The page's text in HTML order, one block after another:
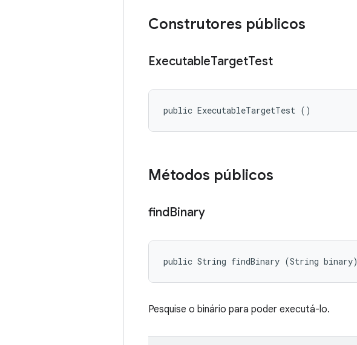
Construtores públicos
ExecutableTargetTest
public ExecutableTargetTest ()
Métodos públicos
findBinary
public String findBinary (String binary)
Pesquise o binário para poder executá-lo.